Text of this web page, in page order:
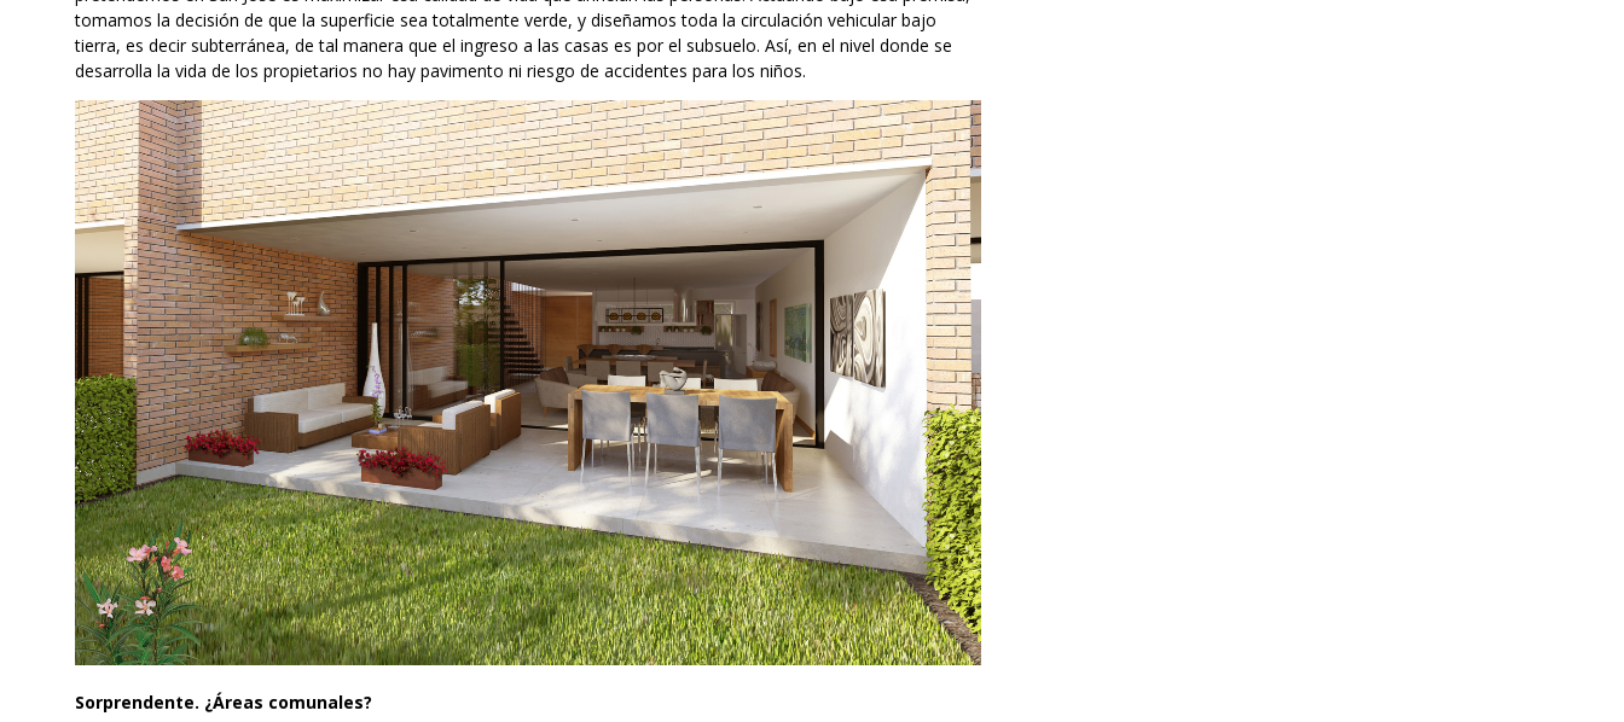
tomamos la decisión de que la superficie sea totalmente verde, y diseñamos toda la circulación vehicular bajo
tierra, es decir subterránea, de tal manera que el ingreso a las casas es por el subsuelo. Así, en el nivel donde se
desarrolla la vida de los propietarios no hay pavimento ni riesgo de accidentes para los niños.
Sorprendente. ¿Áreas comunales?